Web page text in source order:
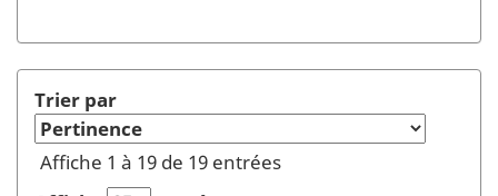
recherche
Conservation
Institute
=
Institut
canadien
Trier par
Affiche 1 à 19 de 19 entrées